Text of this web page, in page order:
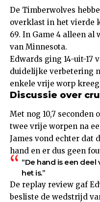
De Timberwolves
overklast in het vierde
69. In Game 4 alleen al
van Minnesota.
Edwards ging 14-uit-17
duidelijke verbetering
enkele vrije worp
Discussie over
Met nog 10,7 seconden
twee vrije worpen na
James vond echter dat
hand en er dus geen
“De hand is een deel
het is.”
De replay review gaf
besliste de wedstrijd